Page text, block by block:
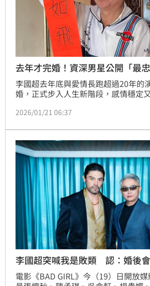
去年才完婚！資深男星公開「最忠
李國超去年底與愛情長跑超過20年的
婚，正式步入人生新階段，感情穩定
合照，幽默自稱公開「最忠貞的小三
2026/01/21 06:37
李國超突喊我是敗類 認：婚後
電影《BAD GIRL》今（19）日開放